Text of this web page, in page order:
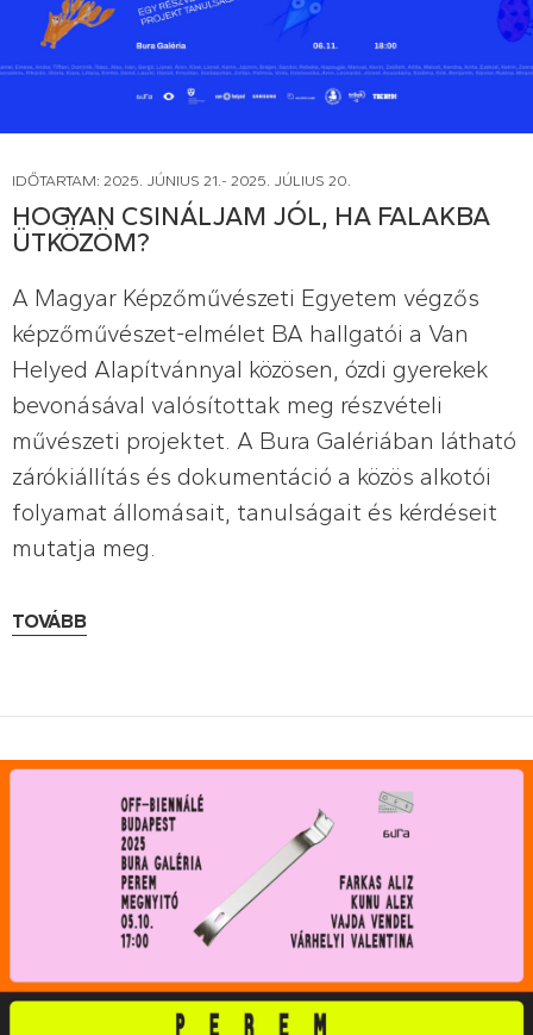
IDŐTARTAM: 2025. JÚNIUS 21.- 2025. JÚLIUS 20.
HOGYAN CSINÁLJAM JÓL, HA FALAKBA
ÜTKÖZÖM?
A Magyar Képzőművészeti Egyetem végzős
képzőművészet-elmélet BA hallgatói a Van
Helyed Alapítvánnyal közösen, ózdi gyerekek
bevonásával valósítottak meg részvételi
művészeti projektet. A Bura Galériában látható
zárókiállítás és dokumentáció a közös alkotói
folyamat állomásait, tanulságait és kérdéseit
mutatja meg.
TOVÁBB